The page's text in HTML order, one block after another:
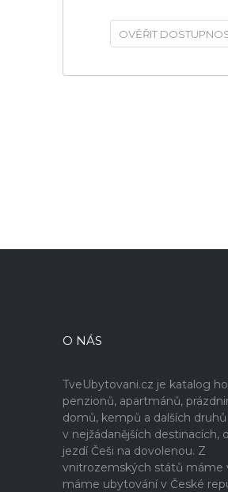
OVĚŘIT
O NÁS
TveUbytovani.cz je katalog
penzionů, apartmánů,
domů, kempů a dalších
v nejžádanějších destinacích,
jezdí Češi na dovolenou. Z
vnitrozemských států máme
máme ubytování v České